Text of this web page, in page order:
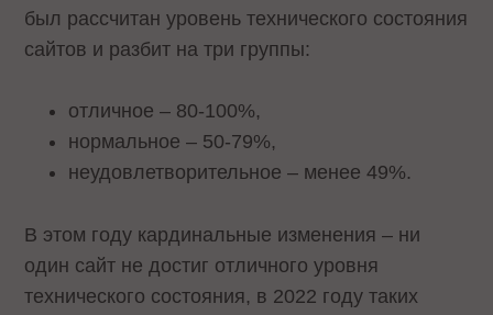
был рассчитан уровень технического состояния
сайтов и разбит на три группы:
отличное – 80-100%,
нормальное – 50-79%,
неудовлетворительное – менее 49%.
В этом году кардинальные изменения – ни
один сайт не достиг отличного уровня
технического состояния, в 2022 году таких